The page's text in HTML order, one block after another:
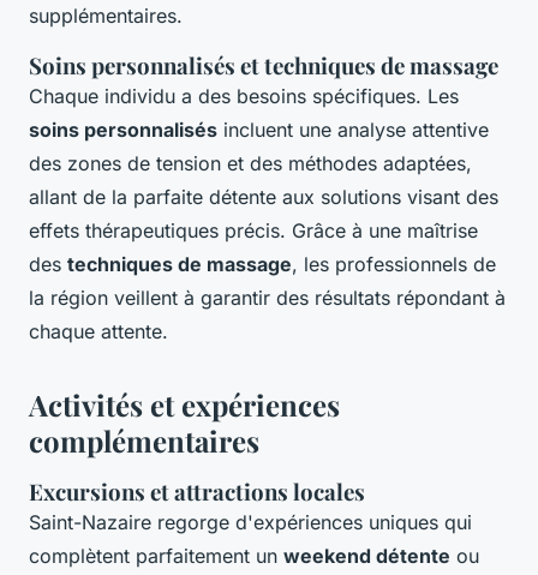
supplémentaires.
Soins personnalisés et techniques de massage
Chaque individu a des besoins spécifiques. Les
soins personnalisés incluent une analyse attentive
des zones de tension et des méthodes adaptées,
allant de la parfaite détente aux solutions visant des
effets thérapeutiques précis. Grâce à une maîtrise
des techniques de massage, les professionnels de
la région veillent à garantir des résultats répondant à
chaque attente.
Activités et expériences
complémentaires
Excursions et attractions locales
Saint-Nazaire regorge d'expériences uniques qui
complètent parfaitement un weekend détente ou